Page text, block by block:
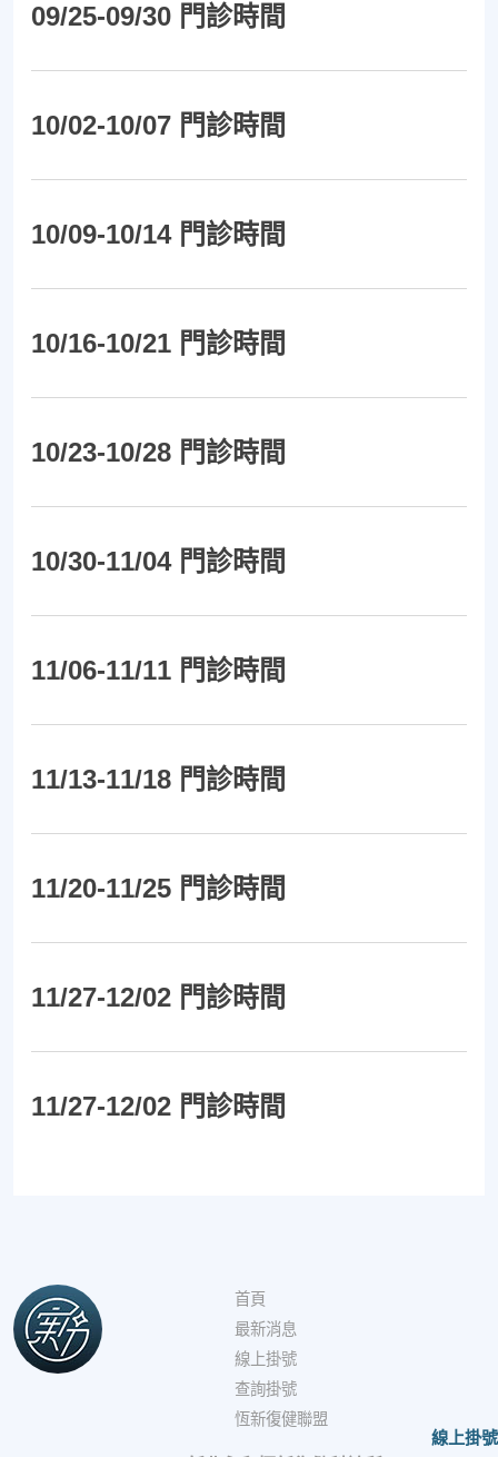
09/25-09/30 門診時間
10/02-10/07 門診時間
10/09-10/14 門診時間
10/16-10/21 門診時間
10/23-10/28 門診時間
10/30-11/04 門診時間
11/06-11/11 門診時間
11/13-11/18 門診時間
11/20-11/25 門診時間
11/27-12/02 門診時間
11/27-12/02 門診時間
首頁
最新消息
線上掛號
查詢掛號
恆新復健聯盟
線上掛號